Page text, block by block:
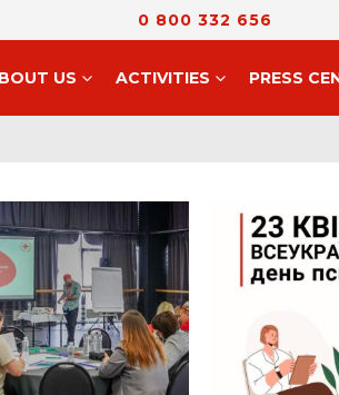
0 800 332 656
US ACTIVITIES PRESS